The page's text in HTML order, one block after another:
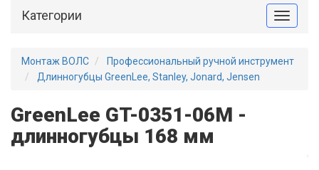
Toggle
Категории
Монтаж ВОЛС
Профессиональный ручной инструмент
Длинногубцы GreenLee, Stanley, Jonard, Jensen
GreenLee GT-0351-06M -
длинногубцы 168 мм